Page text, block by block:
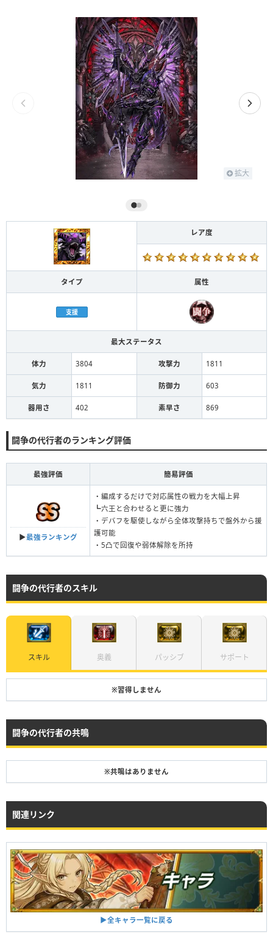
拡大
レア度
タイプ 属性
支援
最大ステータス
体力 3804 攻撃力 1811
気力 1811 防御力 603
器用さ 402 素早さ 869
闘争の代行者のランキング評価
最強評価 簡易評価
▶︎最強ランキング
・編成するだけで対応属性の戦力を大幅上昇
┗六王と合わせると更に強力
・デバフを駆使しながら全体攻撃持ちで盤外から援
護可能
・5凸で回復や弱体解除を所持
闘争の代行者のスキル
スキル 奥義 パッシブ サポート
※習得しません
闘争の代行者の共鳴
※共鳴はありません
関連リンク
▶︎全キャラ一覧に戻る